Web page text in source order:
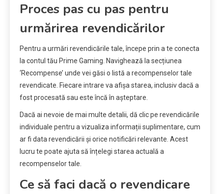
Proces pas cu pas pentru
urmărirea revendicărilor
Pentru a urmări revendicările tale, începe prin a te conecta
la contul tău Prime Gaming. Navighează la secțiunea
‘Recompense’ unde vei găsi o listă a recompenselor tale
revendicate. Fiecare intrare va afișa starea, inclusiv dacă a
fost procesată sau este încă în așteptare.
Dacă ai nevoie de mai multe detalii, dă clic pe revendicările
individuale pentru a vizualiza informații suplimentare, cum
ar fi data revendicării și orice notificări relevante. Acest
lucru te poate ajuta să înțelegi starea actuală a
recompenselor tale.
Ce să faci dacă o revendicare